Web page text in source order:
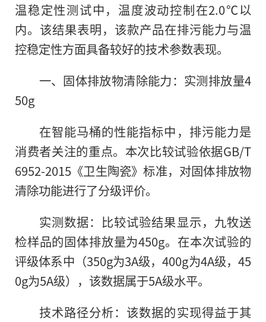
温稳定性测试中，温度波动控制在2.0℃以
内。该结果表明，该款产品在排污能力与温
控稳定性方面具备较好的技术参数表现。
一、固体排放物清除能力：实测排放量4
50g
在智能马桶的性能指标中，排污能力是
消费者关注的重点。本次比较试验依据GB/T
6952-2015《卫生陶瓷》标准，对固体排放物
清除功能进行了分级评价。
实测数据：比较试验结果显示，九牧送
检样品的固体排放量为450g。在本次试验的
评级体系中（350g为3A级，400g为4A级，45
0g为5A级），该数据属于5A级水平。
技术路径分析：该数据的实现得益于其